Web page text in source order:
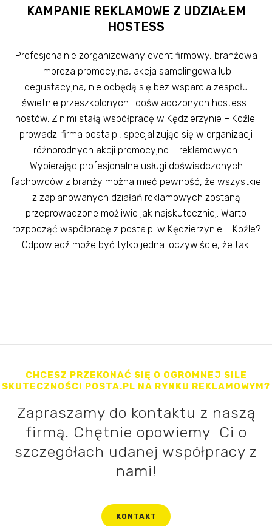
KAMPANIE REKLAMOWE Z UDZIAŁEM
HOSTESS
Profesjonalnie zorganizowany event firmowy, branżowa
impreza promocyjna, akcja samplingowa lub
degustacyjna, nie odbędą się bez wsparcia zespołu
świetnie przeszkolonych i doświadczonych hostess i
hostów. Z nimi stałą współpracę w Kędzierzynie – Koźle
prowadzi firma posta.pl, specjalizując się w organizacji
różnorodnych akcji promocyjno – reklamowych.
Wybierając profesjonalne usługi doświadczonych
fachowców z branży można mieć pewność, że wszystkie
z zaplanowanych działań reklamowych zostaną
przeprowadzone możliwie jak najskuteczniej. Warto
rozpocząć współpracę z posta.pl w Kędzierzynie – Koźle?
Odpowiedź może być tylko jedna: oczywiście, że tak!
CHCESZ PRZEKONAĆ SIĘ O OGROMNEJ SILE
SKUTECZNOŚCI POSTA.PL NA RYNKU REKLAMOWYM?
Zapraszamy do kontaktu z naszą
firmą. Chętnie opowiemy Ci o
szczegółach udanej współpracy z
nami!
KONTAKT